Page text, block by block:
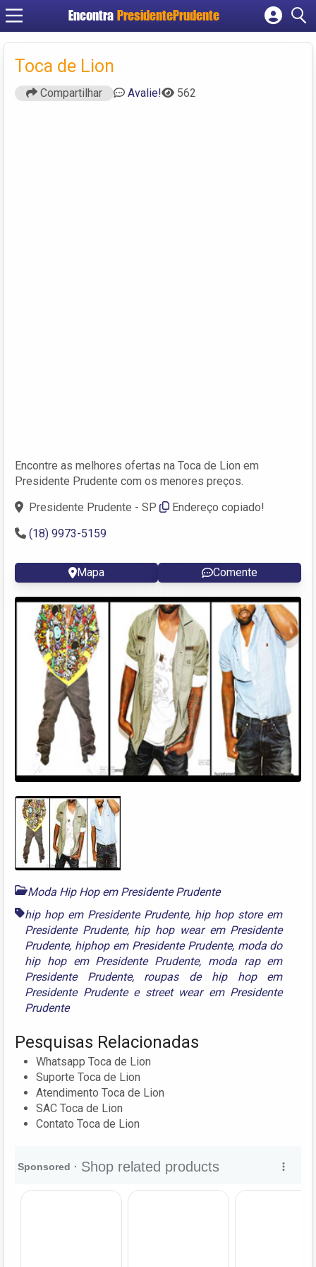
Encontra PresidentePrudente
Cadastrar empresa
Toca de Lion
Compartilhar Avalie! 562
Encontre as melhores ofertas na Toca de Lion em
Presidente Prudente com os menores preços.
Presidente Prudente - SP
Endereço copiado!
(18) 9973-5159
Mapa Comente
Moda Hip Hop em Presidente Prudente
hip hop em Presidente Prudente, hip hop store em
Presidente Prudente, hip hop wear em Presidente
Prudente, hiphop em Presidente Prudente, moda do
hip hop em Presidente Prudente, moda rap em
Presidente Prudente, roupas de hip hop em
Presidente Prudentee street wear em Presidente
Prudente
Pesquisas Relacionadas
Whatsapp Toca de Lion
Suporte Toca de Lion
Atendimento Toca de Lion
SAC Toca de Lion
Contato Toca de Lion